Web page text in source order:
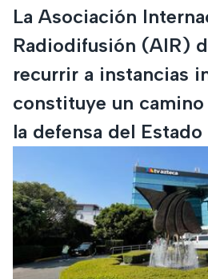
La Asociación
Radiodifusión (AIR)
recurrir a instancias
constituye un
la defensa del